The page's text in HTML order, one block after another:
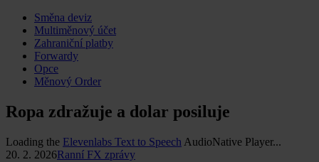
Skip
content
Směna deviz
Multiměnový účet
Zahraniční platby
Forwardy
Opce
Měnový Order
Ropa zdražuje a dolar posiluje
Loading the Elevenlabs Text to Speech AudioNative Player...
20. 2. 2026Ranní FX zprávy